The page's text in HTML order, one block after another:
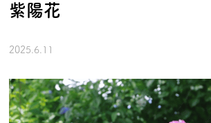
紫陽花
2025.6.11